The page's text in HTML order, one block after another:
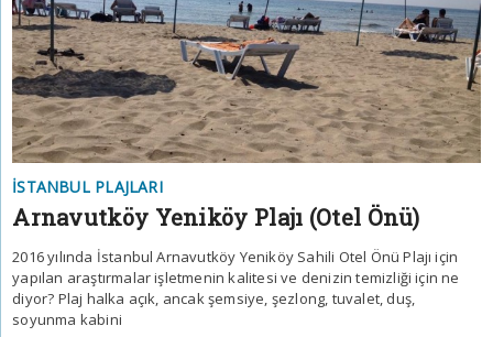
İSTANBUL PLAJLARI
Arnavutköy Yeniköy Plajı (Otel Önü)
2016 yılında İstanbul Arnavutköy Yeniköy Sahili Otel Önü Plajı için
yapılan araştırmalar işletmenin kalitesi ve denizin temizliği için ne
diyor? Plaj halka açık, ancak şemsiye, şezlong, tuvalet, duş,
soyunma kabini